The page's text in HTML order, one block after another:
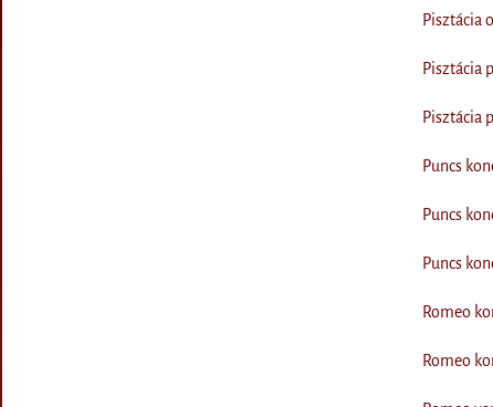
Pisztácia
Pisztácia
Pisztácia
Puncs
Puncs
Puncs
Romeo
Romeo